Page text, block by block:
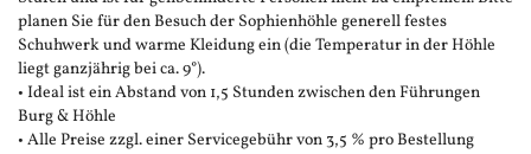
planen Sie für den Besuch der Sophienhöhle generell festes
Schuhwerk und warme Kleidung ein (die Temperatur in der Höhle
liegt ganzjährig bei ca. 9°).
• Ideal ist ein Abstand von 1,5 Stunden zwischen den Führungen
Burg & Höhle
• Alle Preise zzgl. einer Servicegebühr von 3,5 % pro Bestellung